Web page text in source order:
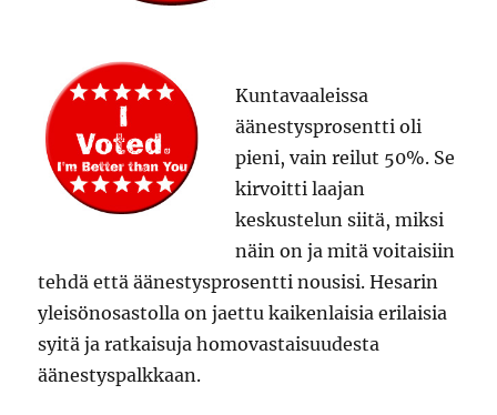
Kuntavaaleissa
äänestysprosentti oli
pieni, vain reilut 50%. Se
kirvoitti laajan
keskustelun siitä, miksi
näin on ja mitä voitaisiin
tehdä että äänestysprosentti nousisi. Hesarin
yleisönosastolla on jaettu kaikenlaisia erilaisia
syitä ja ratkaisuja homovastaisuudesta
äänestyspalkkaan.